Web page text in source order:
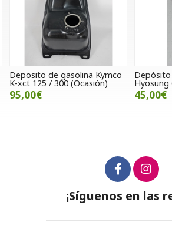
Depósito líquido refrigerante
Hyosung GV 650
45,00€
ECU /
Cux
¡Síguenos en las